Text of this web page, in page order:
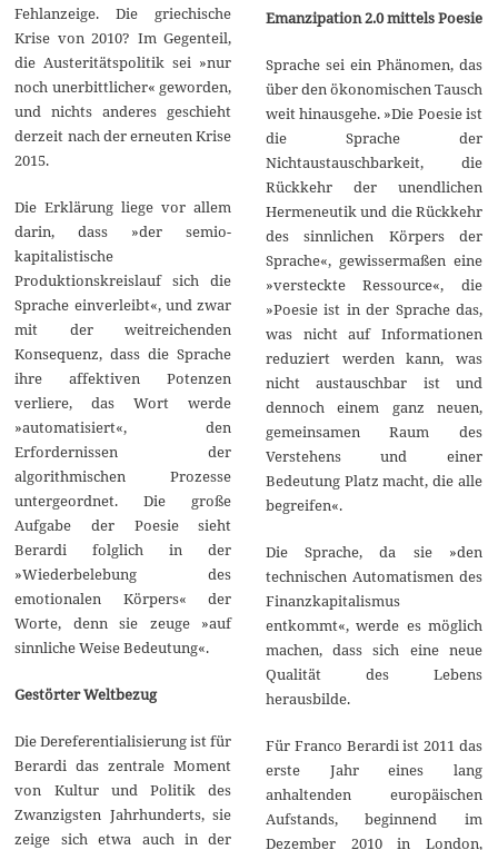
Fehlanzeige. Die griechische
Krise von 2010? Im Gegenteil,
die Austeritätspolitik sei »nur
noch unerbittlicher« geworden,
und nichts anderes geschieht
derzeit nach der erneuten Krise
2015.
Die Erklärung liege vor allem
darin, dass »der semio-
kapitalistische
Produktionskreislauf sich die
Sprache einverleibt«, und zwar
mit der weitreichenden
Konsequenz, dass die Sprache
ihre affektiven Potenzen
verliere, das Wort werde
»automatisiert«, den
Erfordernissen der
algorithmischen Prozesse
untergeordnet. Die große
Aufgabe der Poesie sieht
Berardi folglich in der
»Wiederbelebung des
emotionalen Körpers« der
Worte, denn sie zeuge »auf
sinnliche Weise Bedeutung«.
Gestörter Weltbezug
Die Dereferentialisierung ist für
Berardi das zentrale Moment
von Kultur und Politik des
Zwanzigsten Jahrhunderts, sie
zeige sich etwa auch in der
Emanzipation 2.0 mittels Poesie
Sprache sei ein Phänomen, das
über den ökonomischen Tausch
weit hinausgehe. »Die Poesie ist
die Sprache der
Nichtaustauschbarkeit, die
Rückkehr der unendlichen
Hermeneutik und die Rückkehr
des sinnlichen Körpers der
Sprache«, gewissermaßen eine
»versteckte Ressource«, die
»Poesie ist in der Sprache das,
was nicht auf Informationen
reduziert werden kann, was
nicht austauschbar ist und
dennoch einem ganz neuen,
gemeinsamen Raum des
Verstehens und einer
Bedeutung Platz macht, die alle
begreifen«.
Die Sprache, da sie »den
technischen Automatismen des
Finanzkapitalismus
entkommt«, werde es möglich
machen, dass sich eine neue
Qualität des Lebens
herausbilde.
Für Franco Berardi ist 2011 das
erste Jahr eines lang
anhaltenden europäischen
Aufstands, beginnend im
Dezember 2010 in London,